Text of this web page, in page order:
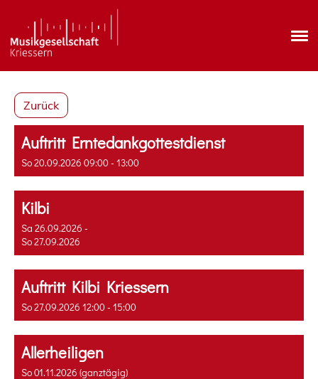
Zurück
Auftritt Erntedankgottestdienst
So 20.09.2026 09:00 - 13:00
Kilbi
Sa 26.09.2026 -
So 27.09.2026
Auftritt Kilbi Kriessern
So 27.09.2026 12:00 - 15:00
Allerheiligen
So 01.11.2026 (ganztägig)